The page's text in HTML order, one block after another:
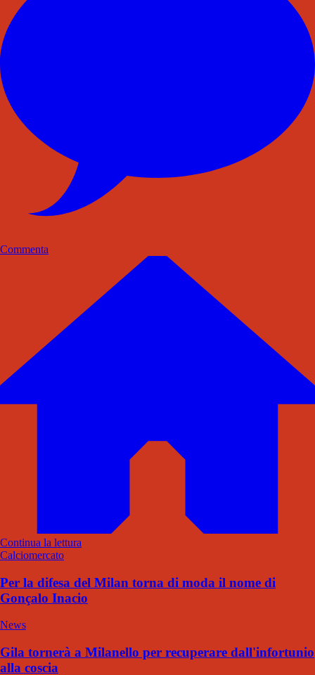
Commenta
Continua la lettura
Calciomercato
Per la difesa del Milan torna di moda il nome di
Gonçalo Inacio
News
Gila tornerà a Milanello per recuperare dall'infortunio
alla coscia